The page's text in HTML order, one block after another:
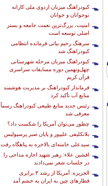
کبودراهنگ میزبان اردوی ملی کاراته
نوجوانان و جوانان
امنیت، بزرگ‌ترین نعمت جامعه و بستر
اصلی توسعه است
سرهنگ رحیم بیاتی فرمانده انتظامی
کبودراهنگ شد
کبودراهنگ میزبان مرحله شهرستانی
چهل‌ونهمین دوره مسابقات سراسری
قرآن کریم
فرماندار کبودراهنگ بر مدیریت هوشمند
منابع آب تأکید کرد
رئیس جدید منابع طبیعی کبودراهنگ رسماً
معرفی شد
چطور می‌توان آمریکا را شکست داد؟
بلاتکلیفی علیپور و پایان صبر پرسپولیس
سیدعلی خامنه‌ای بالاخره به پناهگاه رفت
افشین علاء: رهبر شهید اجازه مداحی را
در جلسات شعر نمی‌دادند
الجزیره: آمریکا از رشد ۳ برابری
قطارهای چین به ایران به خشم آمد